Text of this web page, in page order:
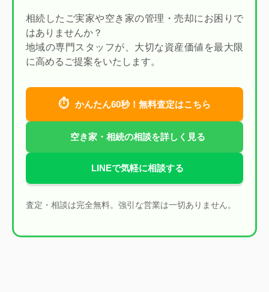
相続したご実家や空き家の管理・売却にお困りで
はありませんか？
地域の専門スタッフが、大切な資産価値を最大限
に高めるご提案をいたします。
⏱ かんたん60秒！無料査定はこちら
空き家・相続の相談を詳しく見る
LINEで気軽に相談する
査定・相談は完全無料。強引な営業は一切ありません。